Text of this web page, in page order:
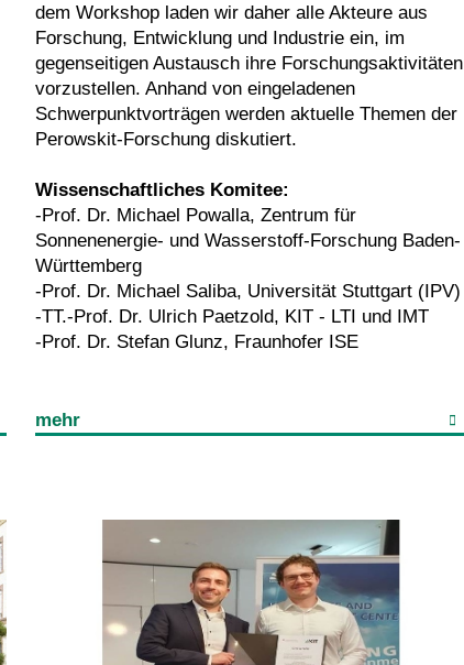
dem Workshop laden wir daher alle Akteure aus
Forschung, Entwicklung und Industrie ein, im
gegenseitigen Austausch ihre Forschungsaktivitäten
vorzustellen. Anhand von eingeladenen
Schwerpunktvorträgen werden aktuelle Themen der
Perowskit-Forschung diskutiert.
Wissenschaftliches Komitee:
-Prof. Dr. Michael Powalla, Zentrum für
Sonnenenergie- und Wasserstoff-Forschung Baden-
Württemberg
-Prof. Dr. Michael Saliba, Universität Stuttgart (IPV)
-TT.-Prof. Dr. Ulrich Paetzold, KIT - LTI und IMT
-Prof. Dr. Stefan Glunz, Fraunhofer ISE
mehr